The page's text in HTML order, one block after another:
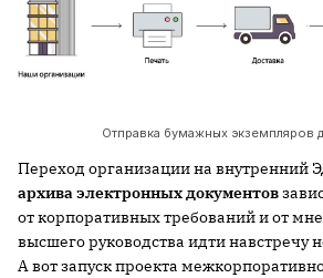
Отправка бумажных экземпляров
Переход организации на внутренний
архива электронных документов
от корпоративных требований и от
высшего руководства идти навстречу
А вот запуск проекта